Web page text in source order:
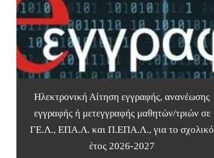
Ηλεκτρονική Αίτηση εγγραφής, ανανέωσης
εγγραφής ή μετεγγραφής μαθητών/τριών σε
ΓΕ.Λ., ΕΠΑ.Λ. και Π.ΕΠΑ.Λ., για το σχολικό
έτος 2026-2027